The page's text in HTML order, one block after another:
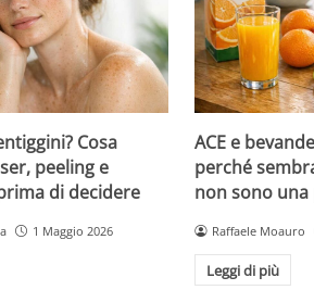
Cosa
peeling e
di decidere
1 Maggio 2026
ACE e
perché
non sono
Raffaele Moauro
Leggi di più